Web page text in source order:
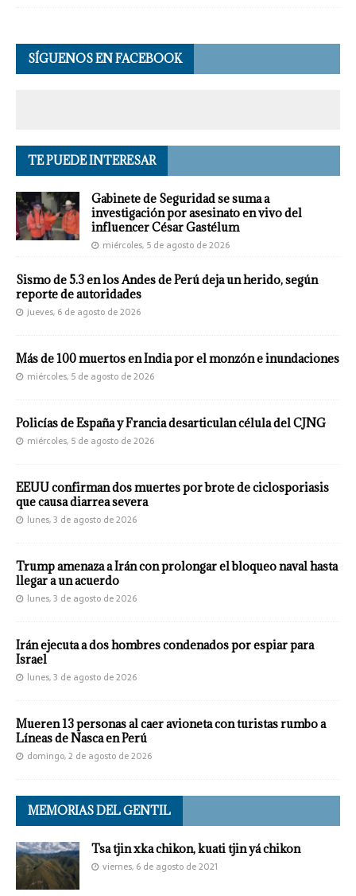
SÍGUENOS EN FACEBOOK
TE PUEDE INTERESAR
Gabinete de Seguridad se suma a
investigación por asesinato en vivo del
influencer César Gastélum
miércoles, 5 de agosto de 2026
Sismo de 5.3 en los Andes de Perú deja un herido, según
reporte de autoridades
jueves, 6 de agosto de 2026
Más de 100 muertos en India por el monzón e inundaciones
miércoles, 5 de agosto de 2026
Policías de España y Francia desarticulan célula del CJNG
miércoles, 5 de agosto de 2026
EEUU confirman dos muertes por brote de ciclosporiasis
que causa diarrea severa
lunes, 3 de agosto de 2026
Trump amenaza a Irán con prolongar el bloqueo naval hasta
llegar a un acuerdo
lunes, 3 de agosto de 2026
Irán ejecuta a dos hombres condenados por espiar para
Israel
lunes, 3 de agosto de 2026
Mueren 13 personas al caer avioneta con turistas rumbo a
Líneas de Nasca en Perú
domingo, 2 de agosto de 2026
MEMORIAS DEL GENTIL
Tsa tjin xka chikon, kuati tjin yá chikon
viernes, 6 de agosto de 2021